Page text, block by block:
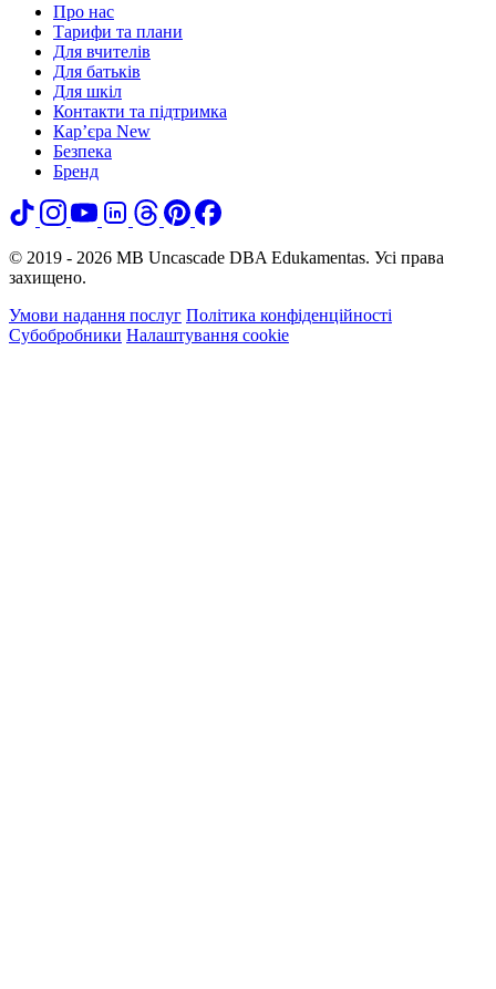
Про нас
Тарифи та плани
Для вчителів
Для батьків
Для шкіл
Контакти та підтримка
Кар’єра New
Безпека
Бренд
© 2019 - 2026 MB Uncascade DBA Edukamentas. Усі права
захищено.
Умови надання послуг Політика конфіденційності
Субобробники Налаштування cookie